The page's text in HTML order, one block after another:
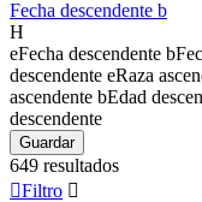
Fecha descendente b
H
eFecha descendente b
descendente eRaza
ascendente bEdad
descendente
Guardar
649 resultados
Filtro 